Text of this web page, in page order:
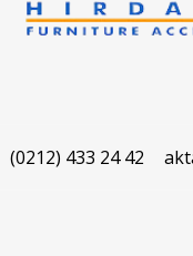
(0212) 433 24 42